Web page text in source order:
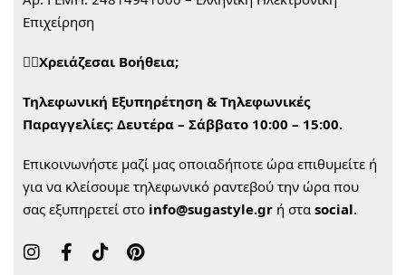
Επιχείρηση
🙋‍♀️Χρειάζεσαι Βοήθεια;
Τηλεφωνική Εξυπηρέτηση & Τηλεφωνικές
Παραγγελίες: Δευτέρα – Σάββατο 10:00 – 15:00.
Επικοινωνήστε μαζί μας οποιαδήποτε ώρα επιθυμείτε ή
για να κλείσουμε τηλεφωνικό ραντεβού την ώρα που
σας εξυπηρετεί στο info@sugastyle.gr ή στα social.